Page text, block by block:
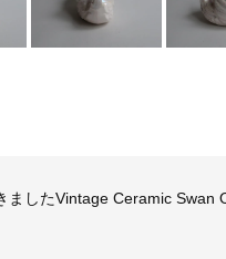
ましたVintage Ceramic